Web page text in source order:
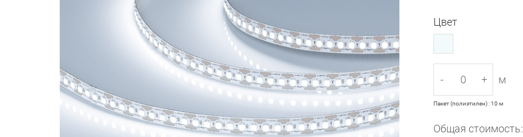
Цвет
- + м
Пакет (полиэтилен) : 10 м
Общая стоимость: